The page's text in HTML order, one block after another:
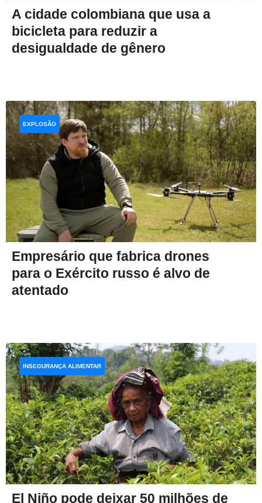
A cidade colombiana que usa a
bicicleta para reduzir a
desigualdade de gênero
Empresário que fabrica drones
para o Exército russo é alvo de
atentado
EXPLOSÃO
El Niño pode deixar 50 milhões de
INSEGURANÇA ALIMENTAR